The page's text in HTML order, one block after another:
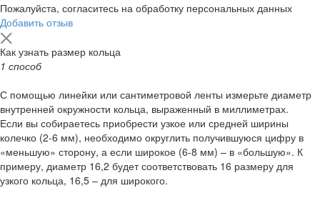
Пожалуйста, согласитесь на обработку персональных данных
Добавить отзыв
Как узнать размер кольца
1 способ
С помощью линейки или сантиметровой ленты измерьте диаметр
внутренней окружности кольца, выраженный в миллиметрах.
Если вы собираетесь приобрести узкое или средней ширины
колечко (2-6 мм), необходимо округлить получившуюся цифру в
«меньшую» сторону, а если широкое (6-8 мм) – в «большую». К
примеру, диаметр 16,2 будет соответствовать 16 размеру для
узкого кольца, 16,5 – для широкого.